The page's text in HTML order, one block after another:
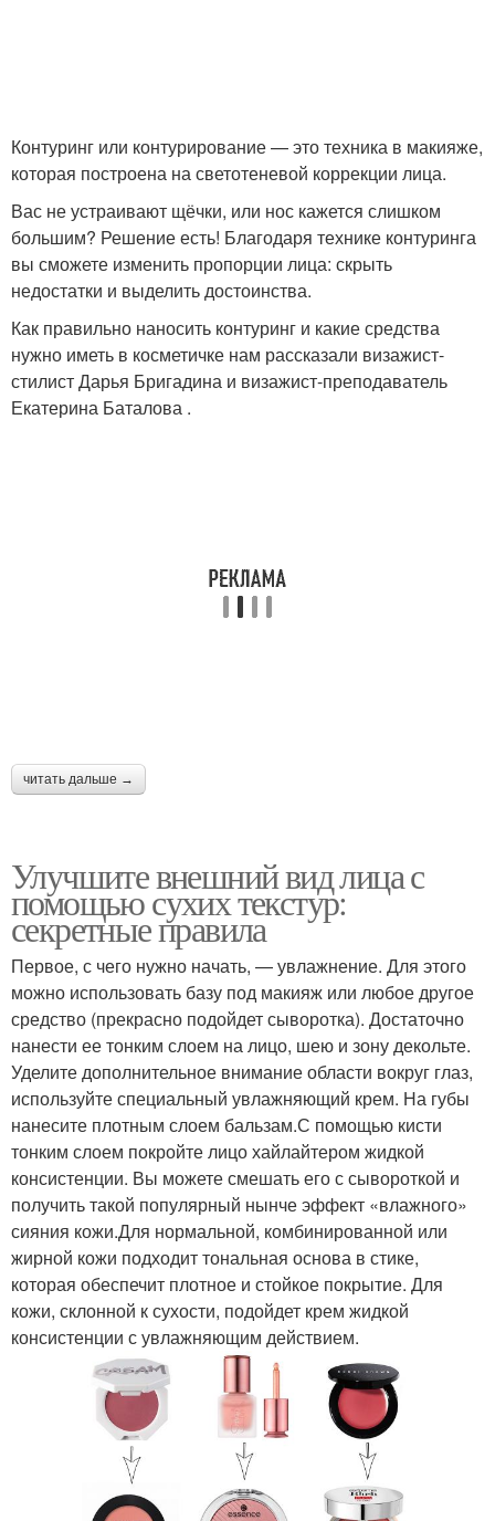
Круглое лицо
лица
Объема на круглом
лице
Лица при круглой
форме
Контуринг или контурирование — это техника в макияже,
которая построена на светотеневой коррекции лица.
Вас не устраивают щёчки, или нос кажется слишком
большим? Решение есть! Благодаря технике контуринга
вы сможете изменить пропорции лица: скрыть
недостатки и выделить достоинства.
Как правильно наносить контуринг и какие средства
нужно иметь в косметичке нам рассказали визажист-
стилист Дарья Бригадина и визажист-преподаватель
Екатерина Баталова .
читать дальше →
Улучшите внешний вид лица с
помощью сухих текстур:
секретные правила
Первое, с чего нужно начать, — увлажнение. Для этого
можно использовать базу под макияж или любое другое
средство (прекрасно подойдет сыворотка). Достаточно
нанести ее тонким слоем на лицо, шею и зону декольте.
Уделите дополнительное внимание области вокруг глаз,
используйте специальный увлажняющий крем. На губы
нанесите плотным слоем бальзам.С помощью кисти
тонким слоем покройте лицо хайлайтером жидкой
консистенции. Вы можете смешать его с сывороткой и
получить такой популярный нынче эффект «влажного»
сияния кожи.Для нормальной, комбинированной или
жирной кожи подходит тональная основа в стике,
которая обеспечит плотное и стойкое покрытие. Для
кожи, склонной к сухости, подойдет крем жидкой
консистенции с увлажняющим действием.